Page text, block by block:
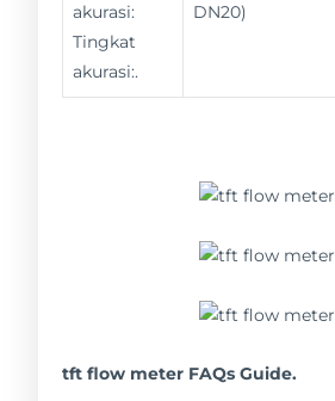
akurasi:
Tingkat
akurasi:.
DN20)
tft flow meter FAQs Guide.